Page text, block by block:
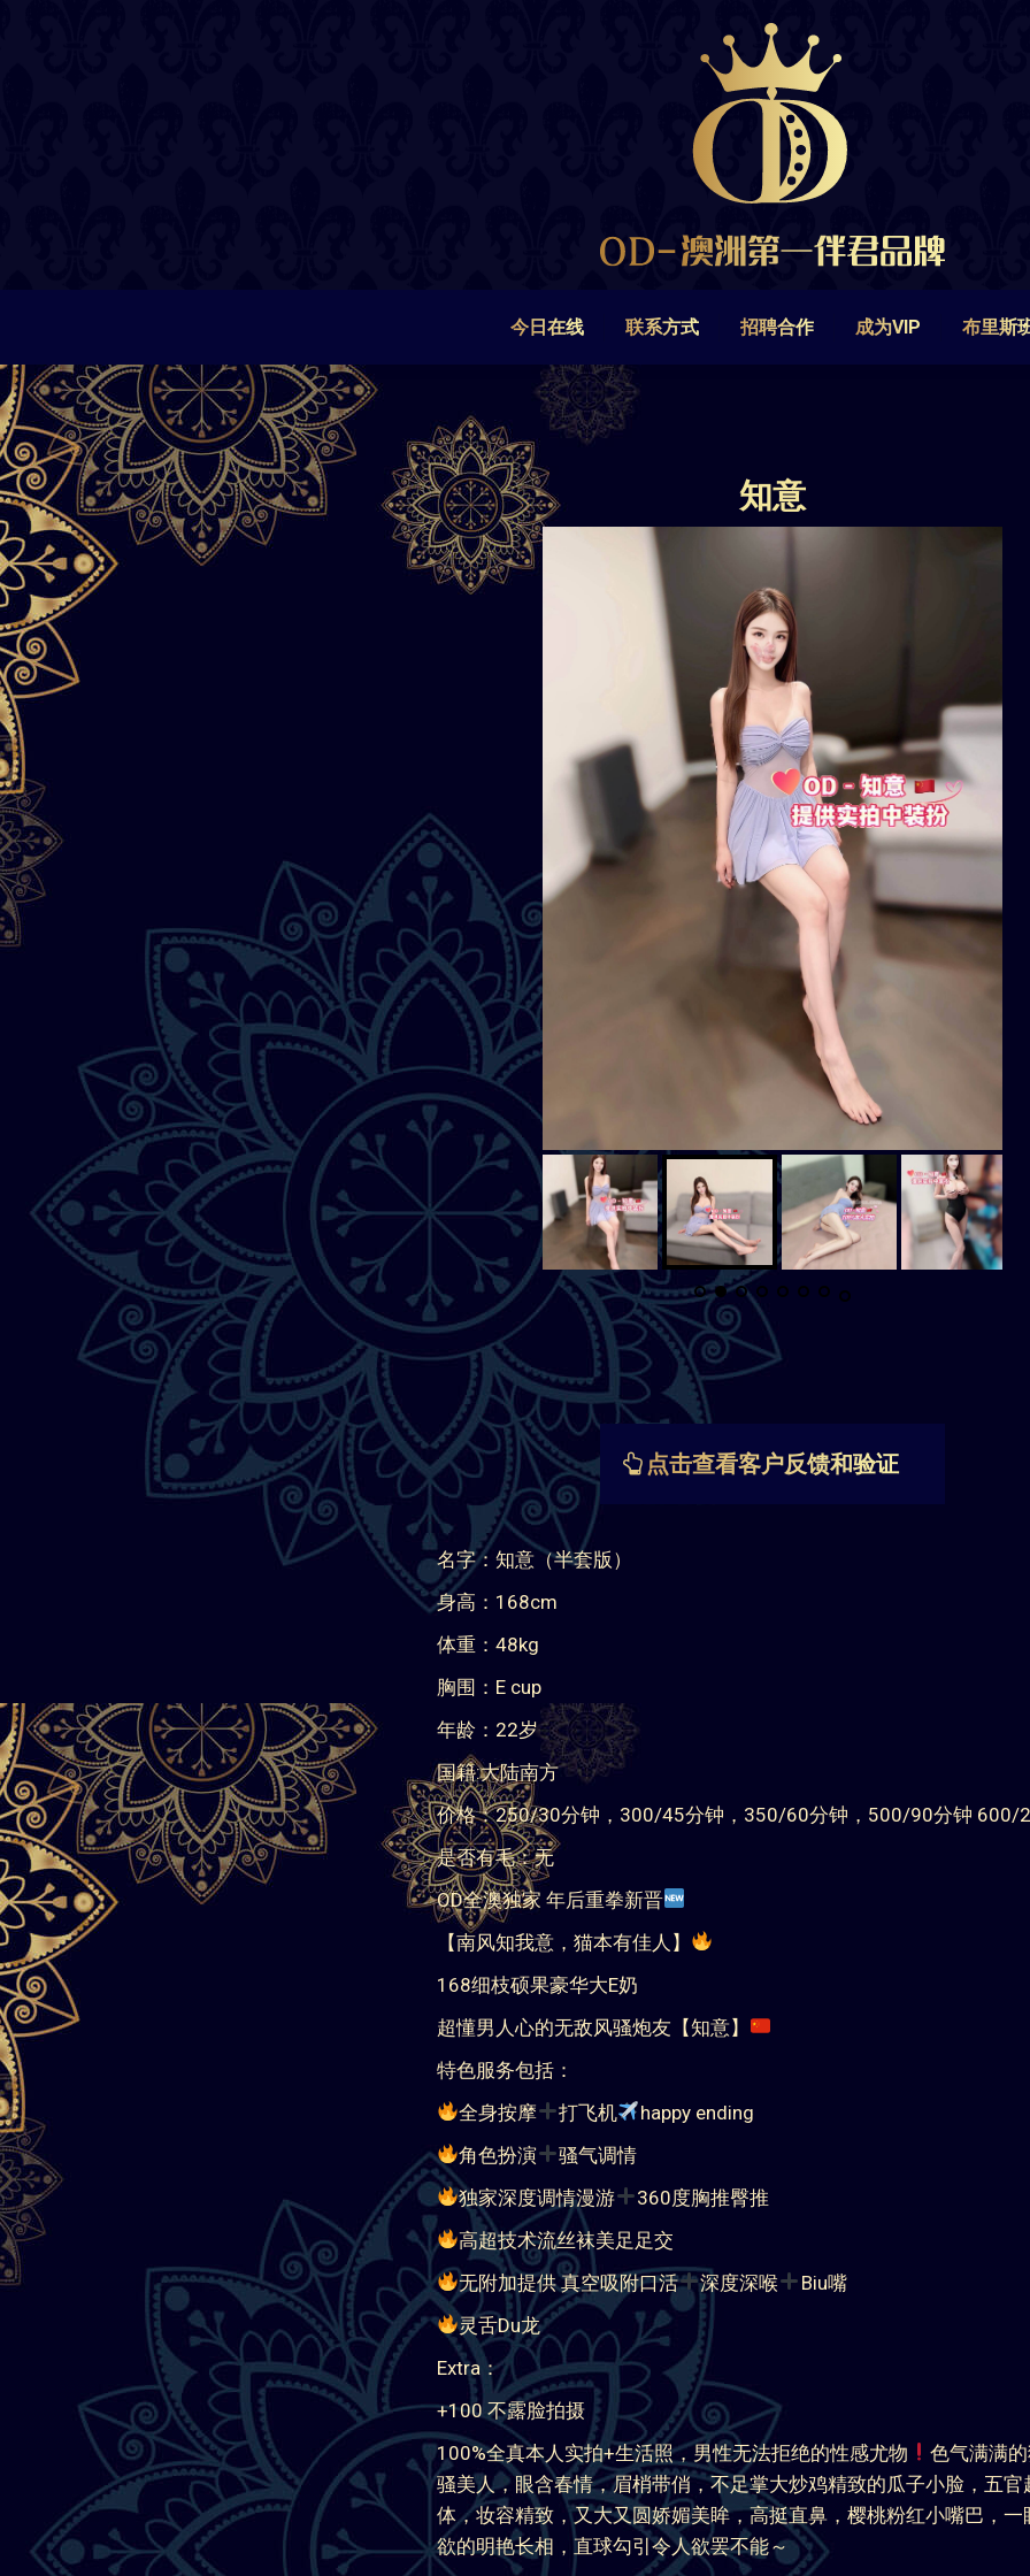
今日在线 联系方式 招聘合作 成为VIP 布里斯
知意
点击查看客户反馈和验证
名字：知意（半套版）
身高：168cm
体重：48kg
胸围：E cup
年龄：22岁
国籍:大陆南方
价格：250/30分钟，300/45分钟，350/60分钟，500/90分钟 600/
是否有毛：无
OD全澳独家 年后重拳新晋
【南风知我意，猫本有佳人】
168细枝硕果豪华大E奶
超懂男人心的无敌风骚炮友【知意】
特色服务包括：
全身按摩
打飞机
happy ending
角色扮演
骚气调情
独家深度调情漫游
360度胸推臀推
高超技术流丝袜美足足交
无附加提供 真空吸附口活
深度深喉
Biu嘴
灵舌Du龙
Extra：
+100 不露脸拍摄
100%全真本人实拍+生活照，男性无法拒绝的性感尤物
色气满满
骚美人，眼含春情，眉梢带俏，不足掌大炒鸡精致的瓜子小脸，五官
体，妆容精致，又大又圆娇媚美眸，高挺直鼻，樱桃粉红小嘴巴，一
欲的明艳长相，直球勾引令人欲罢不能～
招聘合作